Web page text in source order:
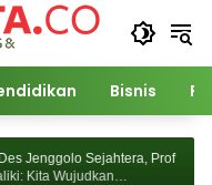
Bisnis
Jenggolo Sejahtera, Prof
Kita Wujudkan